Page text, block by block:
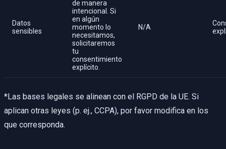
Datos
sensibles
de manera
intencional. Si
en algún
momento lo
necesitamos,
solicitaremos
tu
consentimiento
explícito.
N/A
*Las bases legales se alinean con el RGPD de la UE. Si
aplican otras leyes (p. ej., CCPA), por favor modifica en los
que corresponda.